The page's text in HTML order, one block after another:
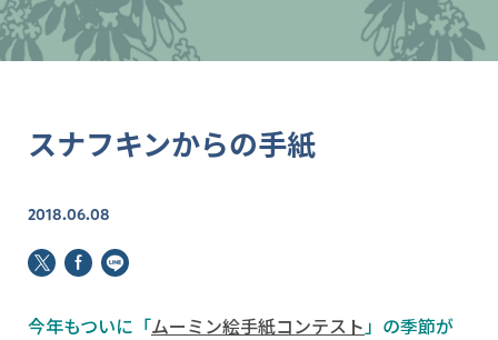
スナフキンからの手紙
2018.06.08
今年もついに「ムーミン絵手紙コンテスト」の季節が